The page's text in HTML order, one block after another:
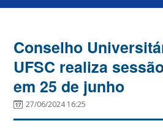
Conselho
UFSC realiza
em 25 de junho
27/06/2024 16:25